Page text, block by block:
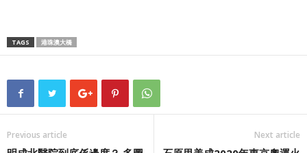
TAGS 港珠澳大橋
Previous article Next article